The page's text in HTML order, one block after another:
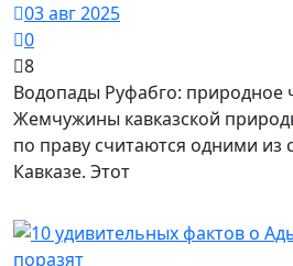
03 авг 2025
0
8
Водопады Руфабго: природное
Жемчужины кавказской
по праву считаются одними
Кавказе. Этот